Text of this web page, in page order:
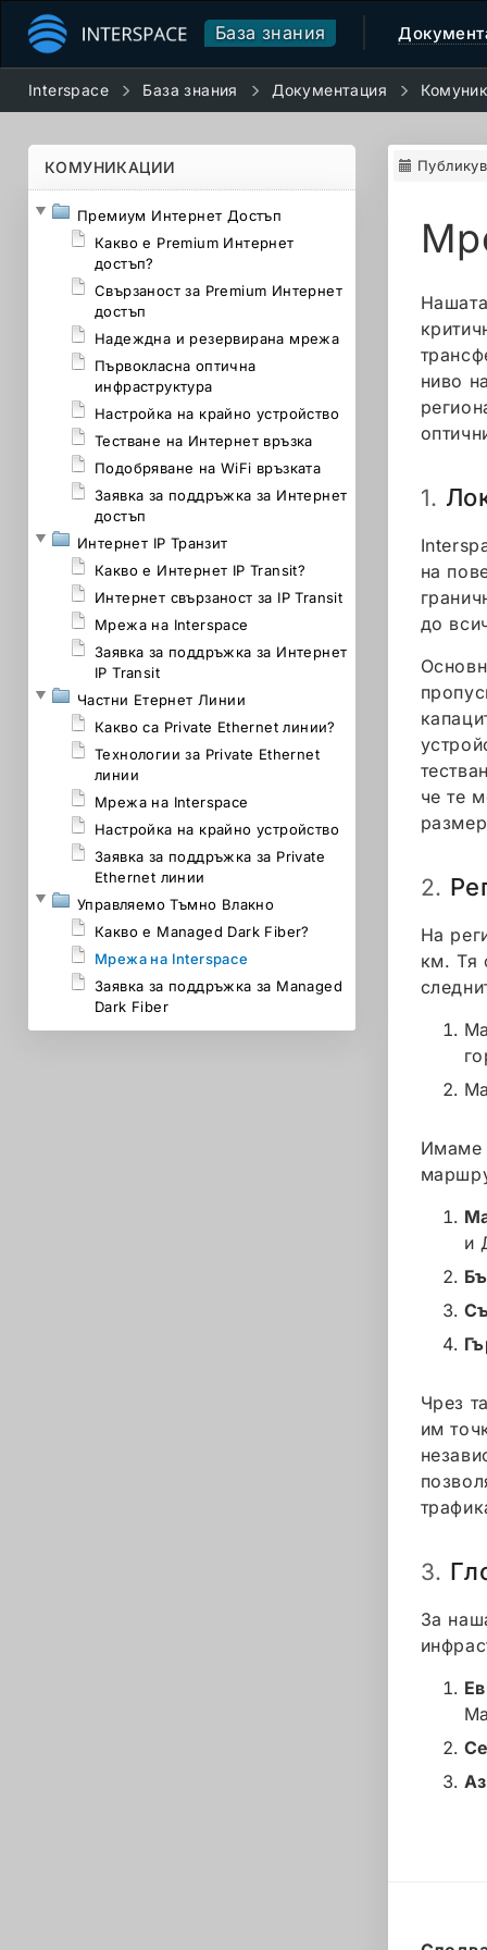
База знания
Interspace База знания Документация
КОМУНИКАЦИИ
Премиум Интернет Достъп
Какво е Premium Интернет
достъп?
Свързаност за Premium Интернет
достъп
Надеждна и резервирана мрежа
Първокласна оптична
инфраструктура
Настройка на крайно устройство
Тестване на Интернет връзка
Подобряване на WiFi връзката
Заявка за поддръжка за Интернет
достъп
Интернет IP Транзит
Какво е Интернет IP Transit?
Интернет свързаност за IP Transit
Мрежа на Interspace
Заявка за поддръжка за Интернет
IP Transit
Частни Етернет Линии
Какво са Private Ethernet линии?
Технологии за Private Ethernet
линии
Мрежа на Interspace
Настройка на крайно устройство
Заявка за поддръжка за Private
Ethernet линии
Управляемо Тъмно Влакно
Какво е Managed Dark Fiber?
Мрежа на Interspace
Заявка за поддръжка за Managed
Dark Fiber
ниво
1.
на
до
че те
2.
На
км. Тя
Имаме
и
Чрез
им
3.
За